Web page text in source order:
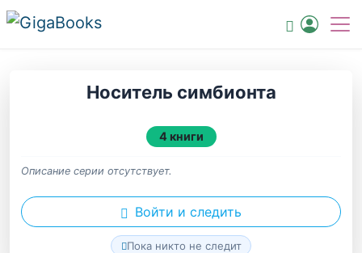
Носитель симбионта
4 книги
Описание серии отсутствует.
Войти и следить
Пока никто не следит